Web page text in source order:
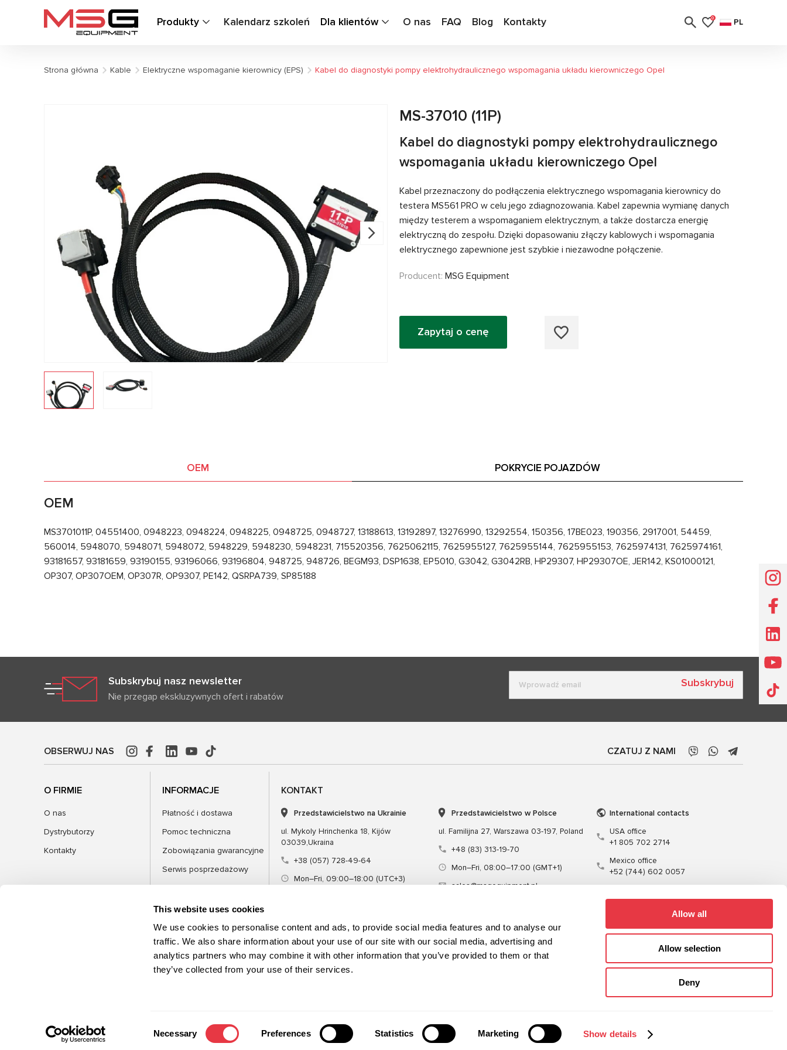
This website uses cookies
We use cookies to personalise content and ads, to provide social media features and to analyse our
traffic. We also share information about your use of our site with our social media, advertising and
analytics partners who may combine it with other information that you’ve provided to them or that
they’ve collected from your use of their services.
Necessary Preferences Statistics Marketing Show details
Allow all
Allow selection
Deny
Produkty Kalendarz szkoleń Dla klientów O nas FAQ Blog Kontakty 0 PL
Strona główna Kable Elektryczne wspomaganie kierownicy (EPS) Kabel do diagnostyki pompy elektrohydraulicznego wspomagania układu kierowniczego Opel
MS-37010 (11P)
Kabel do diagnostyki pompy elektrohydraulicznego
wspomagania układu kierowniczego Opel
Kabel przeznaczony do podłączenia elektrycznego wspomagania kierownicy do
testera MS561 PRO w celu jego zdiagnozowania. Kabel zapewnia wymianę danych
między testerem a wspomaganiem elektrycznym, a także dostarcza energię
elektryczną do zespołu. Dzięki dopasowaniu złączy kablowych i wspomagania
elektrycznego zapewnione jest szybkie i niezawodne połączenie.
Producent: MSG Equipment
Zapytaj o cenę
OEM POKRYCIE POJAZDÓW
OEM
MS3701011P, 04551400, 0948223, 0948224, 0948225, 0948725, 0948727, 13188613, 13192897, 13276990, 13292554, 150356, 17BE023, 190356, 2917001, 54459,
560014, 5948070, 5948071, 5948072, 5948229, 5948230, 5948231, 715520356, 7625062115, 7625955127, 7625955144, 7625955153, 7625974131, 7625974161,
93181657, 93181659, 93190155, 93196066, 93196804, 948725, 948726, BEGM93, DSP1638, EP5010, G3042, G3042RB, HP29307, HP29307OE, JER142, KS01000121,
OP307, OP307OEM, OP307R, OP9307, PE142, QSRPA739, SP85188
Subskrybuj nasz newsletter
Nie przegap ekskluzywnych ofert i rabatów
Subskrybuj
OBSERWUJ NAS CZATUJ Z NAMI
O FIRMIE
O nas
Dystrybutorzy
Kontakty
INFORMACJE
Płatność i dostawa
Pomoc techniczna
Zobowiązania gwarancyjne
Serwis posprzedażowy
FAQ
Blog
KONTAKT
Przedstawicielstwo na Ukrainie
ul. Mykoly Hrinchenka 18, Kijów
03039,Ukraina
+38 (057) 728-49-64
Mon–Fri, 09:00–18:00 (UTC+3)
Przedstawicielstwo w Polsce
ul. Familijna 27, Warszawa 03-197, Poland
+48 (83) 313-19-70
Mon–Fri, 08:00–17:00 (GMT+1)
sales@msgequipment.pl
International contacts
USA office
+1 805 702 2714
Mexico office
+52 (744) 602 0057
Sprzęt Narzędzie specjalne Szkolenie